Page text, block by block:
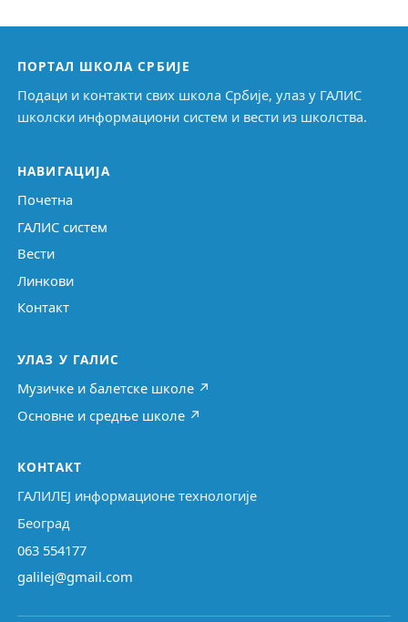
ПОРТАЛ ШКОЛА СРБИЈЕ
Подаци и контакти свих школа Србије, улаз у ГАЛИС
школски информациони систем и вести из школства.
НАВИГАЦИЈА
Почетна
ГАЛИС систем
Вести
Линкови
Контакт
УЛАЗ У ГАЛИС
Музичке и балетске школе ↗
Основне и средње школе ↗
КОНТАКТ
ГАЛИЛЕЈ информационе технологије
Београд
063 554177
galilej@gmail.com